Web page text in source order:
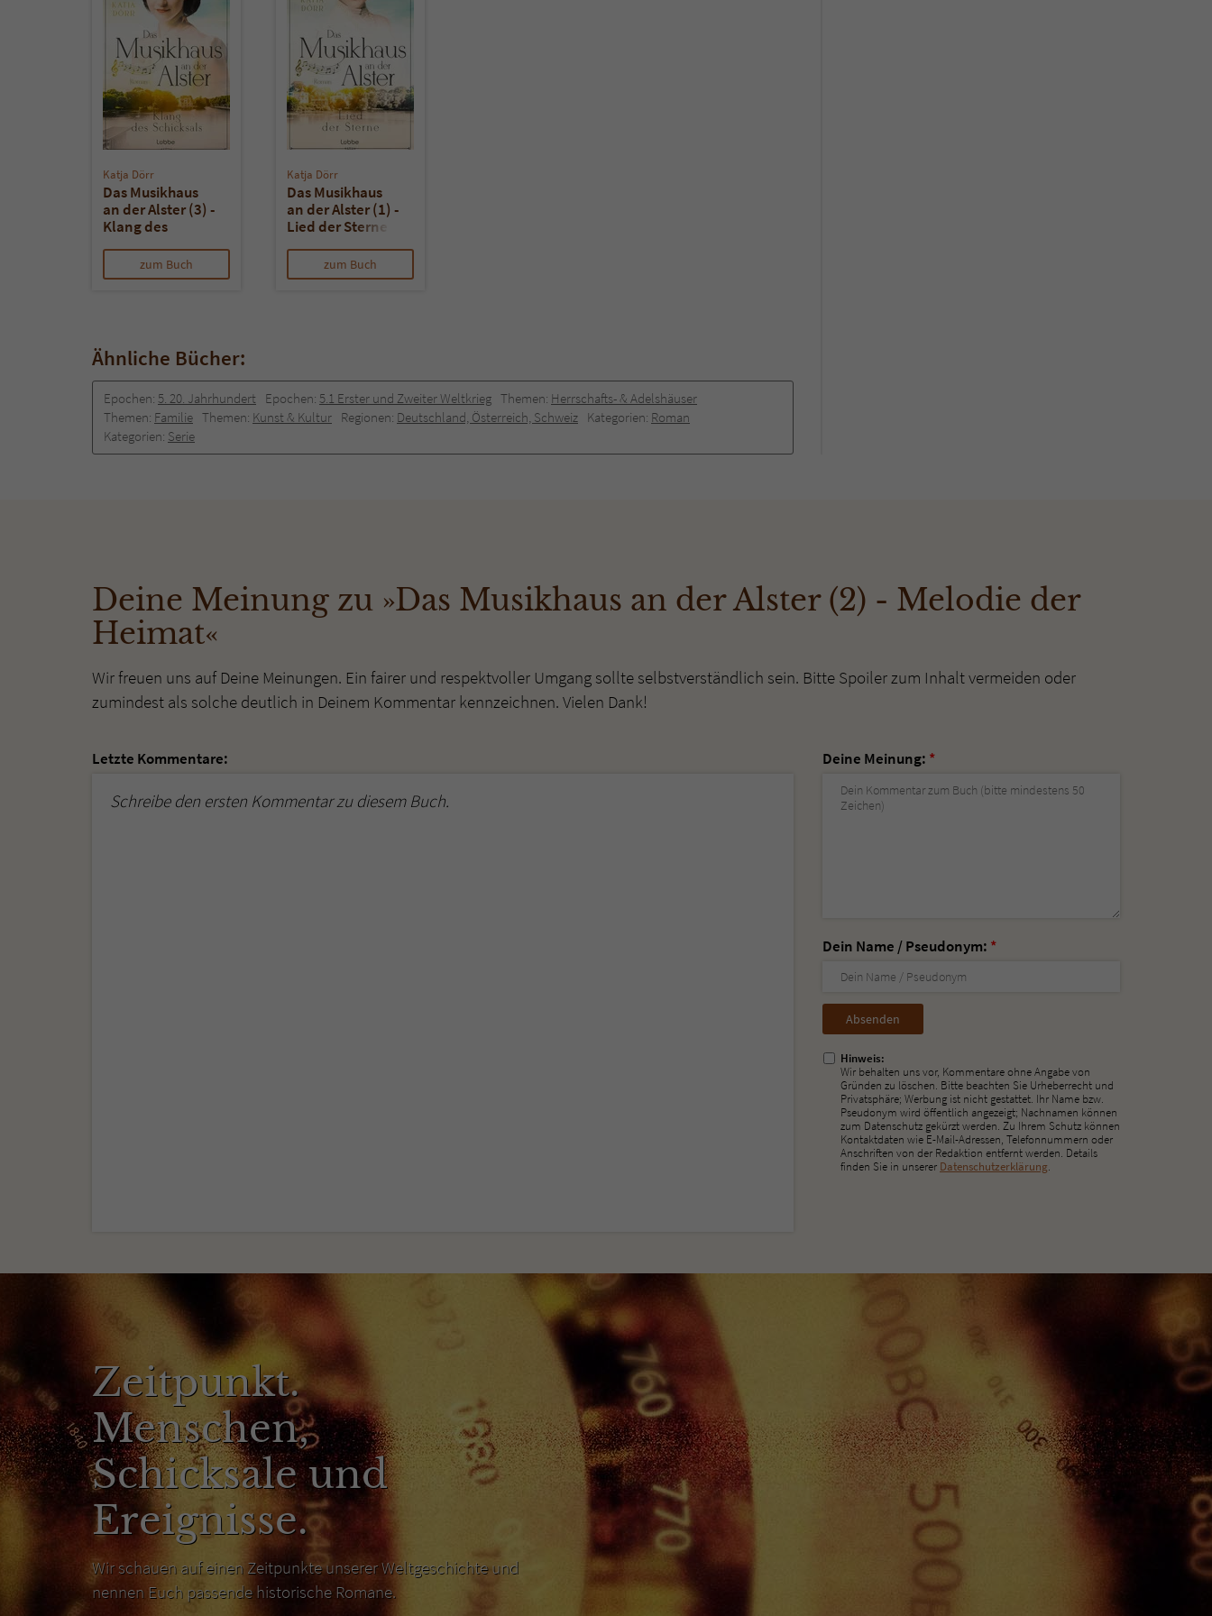
Katja Dörr
Das Musikhaus
an der Alster (3) -
Klang des
zum Buch
Katja Dörr
Das Musikhaus
an der Alster (1) -
Lied der Sterne
zum Buch
Ähnliche Bücher:
Epochen: 5. 20. Jahrhundert Epochen: 5.1 Erster und Zweiter Weltkrieg Themen: Herrschafts- & Adelshäuser
Themen: Familie Themen: Kunst & Kultur Regionen: Deutschland, Österreich, Schweiz Kategorien: Roman
Kategorien: Serie
Deine Meinung zu »Das Musikhaus an der Alster (2) - Melodie der
Heimat«
Wir freuen uns auf Deine Meinungen. Ein fairer und respektvoller Umgang sollte selbstverständlich sein. Bitte Spoiler zum Inhalt vermeiden oder
zumindest als solche deutlich in Deinem Kommentar kennzeichnen. Vielen Dank!
Letzte Kommentare:
Schreibe den ersten Kommentar zu diesem Buch.
Deine Meinung: *
Dein Name / Pseudonym: *
Nicht
ausfüllen!
Hinweis:
Wir behalten uns vor, Kommentare ohne Angabe von
Gründen zu löschen. Bitte beachten Sie Urheberrecht und
Privatsphäre; Werbung ist nicht gestattet. Ihr Name bzw.
Pseudonym wird öffentlich angezeigt; Nachnamen können
zum Datenschutz gekürzt werden. Zu Ihrem Schutz können
Kontaktdaten wie E-Mail-Adressen, Telefonnummern oder
Anschriften von der Redaktion entfernt werden. Details
finden Sie in unserer Datenschutzerklärung.
Zeitpunkt.
Menschen,
Schicksale und
Ereignisse.
Wir schauen auf einen Zeitpunkte unserer Weltgeschichte und
nennen Euch passende historische Romane.